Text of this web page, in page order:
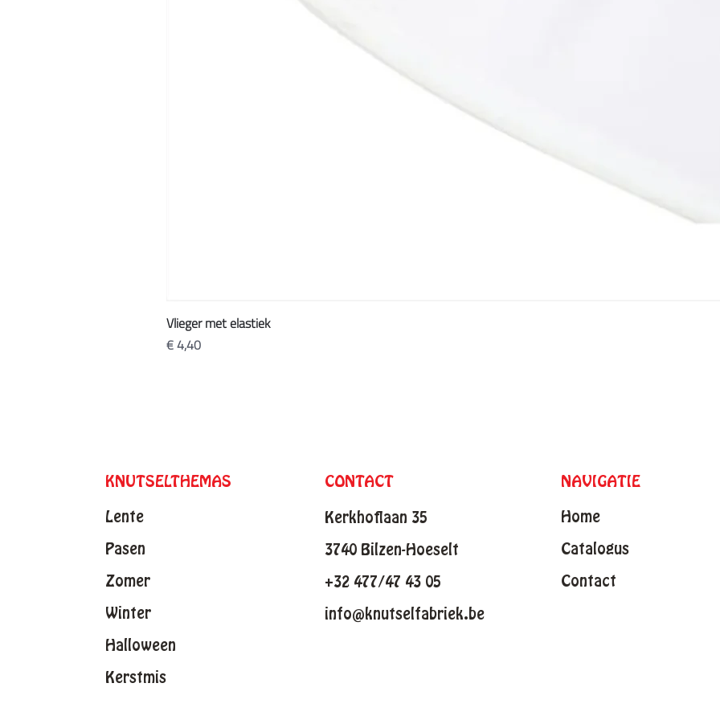
Vlieger met elastiek
Prijs
€ 4,40
KNUTSELTHEMAS
Lente
Pasen
Zomer
Winter
Halloween
Kerstmis
CONTACT
Kerkhoflaan 35
3740 Bilzen-Hoeselt
+32 477/47 43 05
info@knutselfabriek.be
NAVIGATIE
Home
Catalogus
Contact